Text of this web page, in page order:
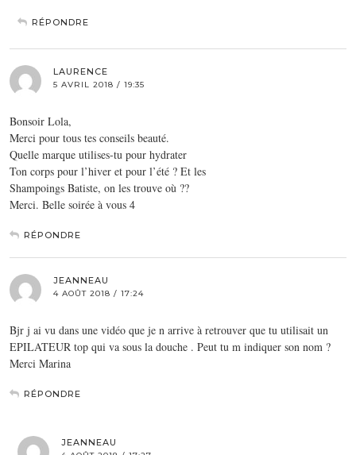
RÉPONDRE
LAURENCE
5 AVRIL 2018 / 19:35
Bonsoir Lola,
Merci pour tous tes conseils beauté.
Quelle marque utilises-tu pour hydrater
Ton corps pour l’hiver et pour l’été ? Et les
Shampoings Batiste, on les trouve où ??
Merci. Belle soirée à vous 4
RÉPONDRE
JEANNEAU
4 AOÛT 2018 / 17:24
Bjr j ai vu dans une vidéo que je n arrive à retrouver que tu utilisait un
EPILATEUR top qui va sous la douche . Peut tu m indiquer son nom ?
Merci Marina
RÉPONDRE
JEANNEAU